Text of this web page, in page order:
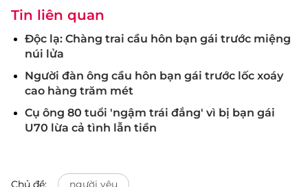
Tin liên quan
Độc lạ: Chàng trai cầu hôn bạn gái trước miệng
núi lửa
Người đàn ông cầu hôn bạn gái trước lốc xoáy
cao hàng trăm mét
Cụ ông 80 tuổi 'ngậm trái đắng' vì bị bạn gái
U70 lừa cả tình lẫn tiền
Chủ đề: người yêu